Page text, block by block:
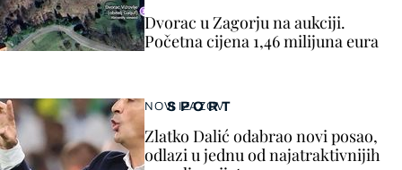
SPORT
NOVI IZAZOV
Zlatko Dalić odabrao novi posao,
odlazi u jednu od najatraktivnijih
Dvorac u Zagorju na aukciji.
Početna cijena 1,46 milijuna eura